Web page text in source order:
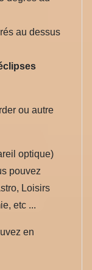
au dessus
ou autre
optique)
pouvez
Loisirs
etc ...
en